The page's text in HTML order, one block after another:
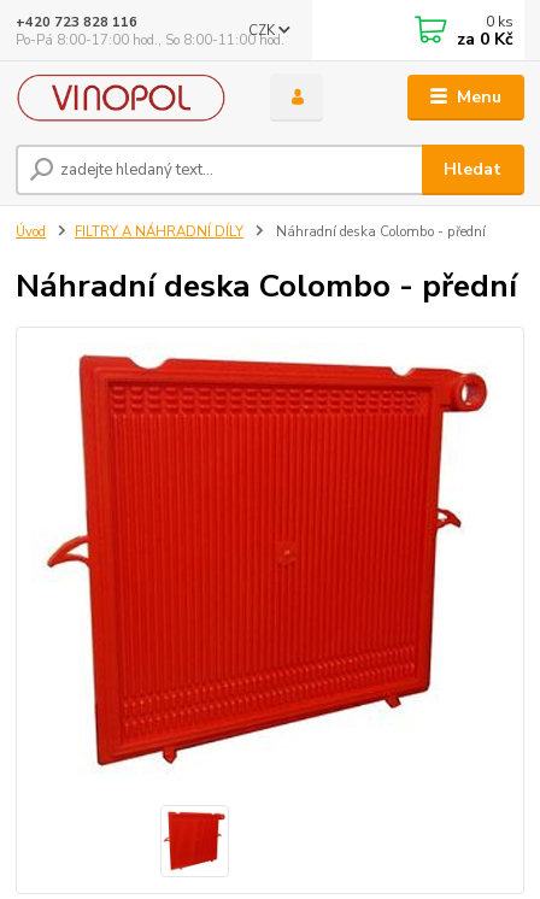
Menu
CZK
Hledat
+420 723 828 116
Po-Pá 8:00-17:00 hod., So 8:00-11:00 hod.
0 ks
za 0 Kč
Úvod FILTRY A NÁHRADNÍ DÍLY Náhradní deska Colombo - přední
Náhradní deska Colombo - přední